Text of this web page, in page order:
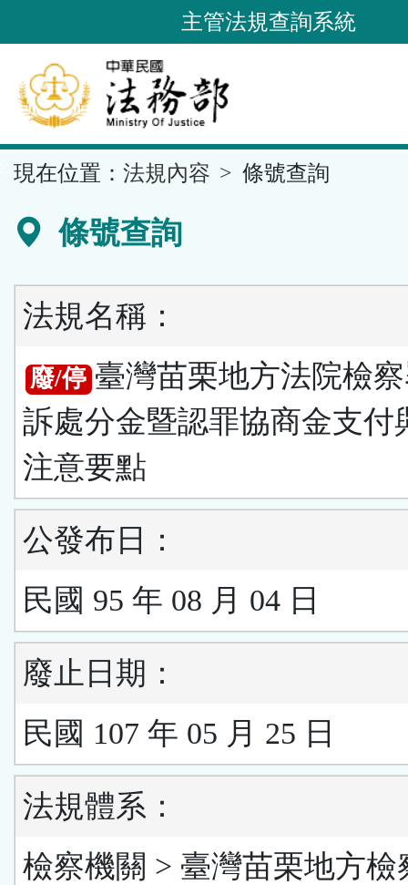
到
要
內
容
區
主管法規查詢系統
現在位置： 法規內容 條號查詢
條號查詢
法規名稱：
廢/停 臺灣苗栗地方法院檢
訴處分金暨認罪協商金支付
注意要點
公發布日：
民國 95 年 08 月 04 日
廢止日期：
民國 107 年 05 月 25 日
法規體系：
檢察機關 > 臺灣苗栗地方檢